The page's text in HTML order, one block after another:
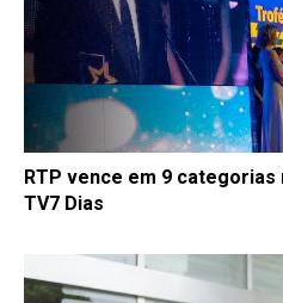
RTP vence em 9
TV7 Dias